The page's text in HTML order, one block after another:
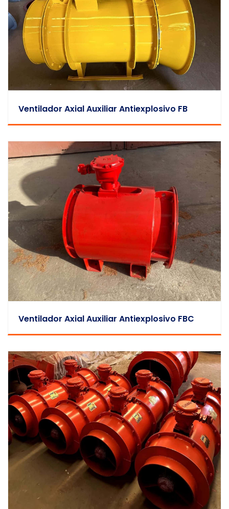
Ventilador Axial Auxiliar Antiexplosivo FB
Ventilador Axial Auxiliar Antiexplosivo FBC